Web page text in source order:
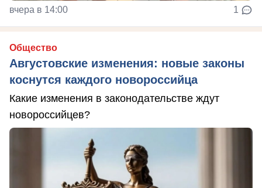
вчера в 14:00 1
Общество
Августовские изменения: новые законы
коснутся каждого новороссийца
Какие изменения в законодательстве ждут
новороссийцев?